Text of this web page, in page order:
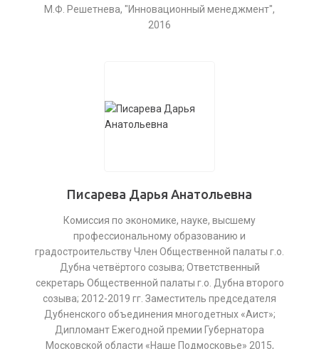
М.Ф. Решетнева, "Инновационный менеджмент",
2016
Писарева Дарья Анатольевна
Комиссия по экономике, науке, высшему
профессиональному образованию и
градостроительству Член Общественной палаты г.о.
Дубна четвёртого созыва; Ответственный
секретарь Общественной палаты г.о. Дубна второго
созыва; 2012-2019 гг. Заместитель председателя
Дубненского объединения многодетных «Аист»;
Дипломант Ежегодной премии Губернатора
Московской области «Наше Подмосковье» 2015,